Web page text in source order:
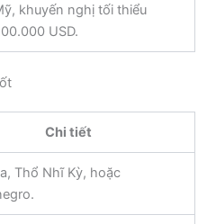
khuyến nghị tối thiểu
USD.
Chi tiết
Thổ Nhĩ Kỳ, hoặc